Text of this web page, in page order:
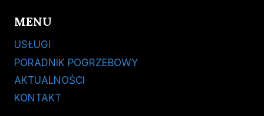
MENU
USŁUGI
PORADNIK POGRZEBOWY
AKTUALNOŚCI
KONTAKT